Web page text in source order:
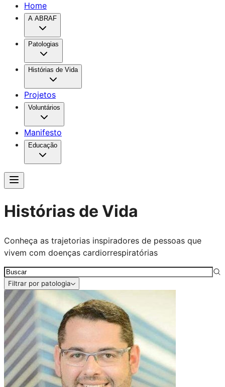
Home
A ABRAF
Patologias
Histórias de Vida
Projetos
Voluntários
Manifesto
Educação
Histórias de Vida
Conheça as trajetorias inspiradores de pessoas que
vivem com doenças cardiorrespiratórias
Filtrar por patologia